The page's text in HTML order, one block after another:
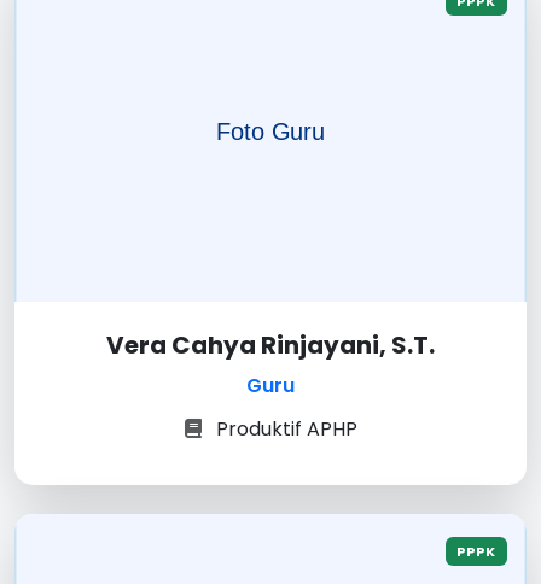
Vera Cahya Rinjayani, S.T.
Guru
Produktif APHP
PPPK